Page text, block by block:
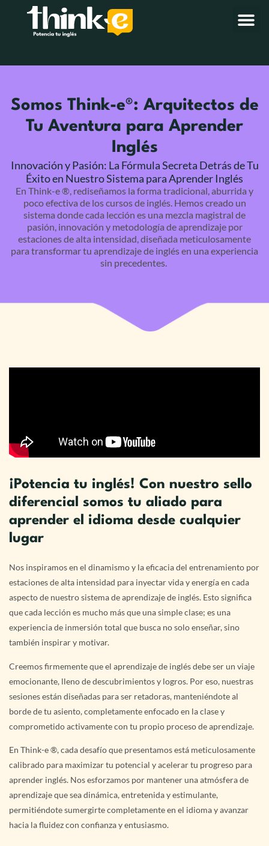
Somos Think-e®: Arquitectos de
Tu Aventura para Aprender
Inglés
Innovación y Pasión: La Fórmula Secreta Detrás de Tu
Éxito en Nuestro Sistema para Aprender Inglés
En Think-e ®, rediseñamos la forma tradicional, aburrida y
poco efectiva de los cursos de inglés. Hemos creado un
sistema donde cada lección es una mezcla magistral de
pasión, innovación y metodología de aprendizaje por
estaciones de alta intensidad, diseñada meticulosamente
para transformar tu aprendizaje de inglés en una experiencia
sin precedentes.
¡Potencia tu inglés! Con nuestro sello
diferencial somos tu aliado para
aprender el idioma desde cualquier
lugar
Nos inspiramos en el dinamismo y la eficacia del entrenamiento por
estaciones de alta intensidad para inyectar vida y energía en cada
aspecto de nuestro sistema de aprendizaje de inglés. Esto significa
que cada lección es mucho más que una simple clase; es una
experiencia de inmersión total que busca no solo enseñar, sino
también inspirar y motivar.
Creemos firmemente que el aprendizaje de inglés debe ser un viaje
emocionante, lleno de descubrimientos y logros. Por eso, nuestras
sesiones están diseñadas para ser retadoras, manteniéndote al
borde de tu asiento, completamente enfocado en la clase y
comprometido activamente con tu propio proceso de aprendizaje.
En Think-e ®, cada desafío que presentamos está meticulosamente
calibrado para maximizar tu potencial y acelerar tu progreso para
aprender inglés. Nos esforzamos por mantener una atmósfera de
aprendizaje que sea dinámica, entretenida y estimulante,
permitiéndote sumergirte completamente en el idioma y avanzar
hacia la fluidez con confianza y entusiasmo.